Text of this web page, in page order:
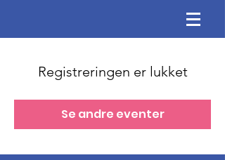
Registreringen er lukket
Se andre eventer